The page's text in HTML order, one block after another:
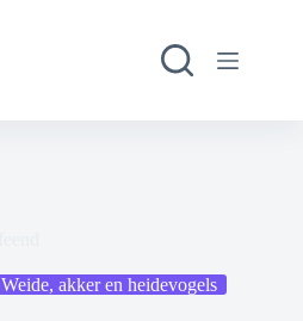
Weide, akker en heidevogels